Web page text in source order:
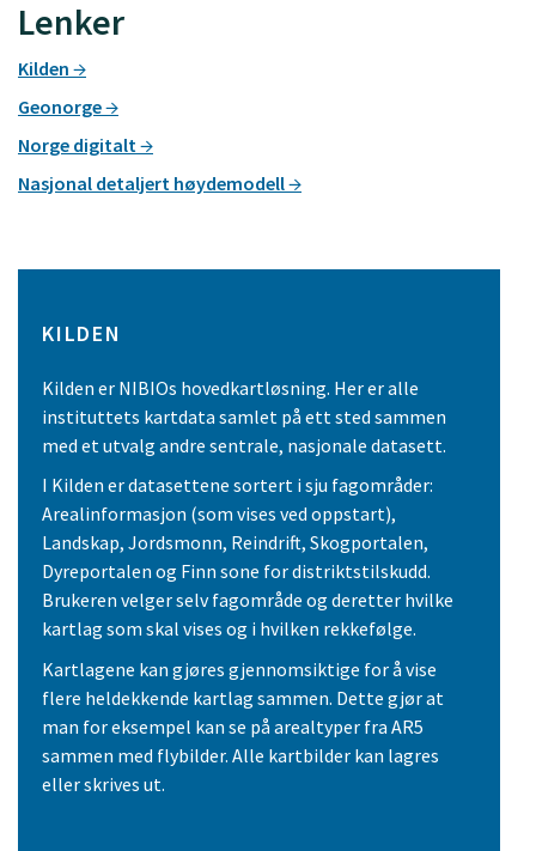
Lenker
Kilden
Geonorge
Norge digitalt
Nasjonal detaljert høydemodell
KILDEN
Kilden er NIBIOs hovedkartløsning. Her er alle
instituttets kartdata samlet på ett sted sammen
med et utvalg andre sentrale, nasjonale datasett.
I Kilden er datasettene sortert i sju fagområder:
Arealinformasjon (som vises ved oppstart),
Landskap, Jordsmonn, Reindrift, Skogportalen,
Dyreportalen og Finn sone for distriktstilskudd.
Brukeren velger selv fagområde og deretter hvilke
kartlag som skal vises og i hvilken rekkefølge.
Kartlagene kan gjøres gjennomsiktige for å vise
flere heldekkende kartlag sammen. Dette gjør at
man for eksempel kan se på arealtyper fra AR5
sammen med flybilder. Alle kartbilder kan lagres
eller skrives ut.